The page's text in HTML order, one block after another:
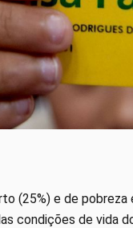
(25%) e de pobreza
condições de vida